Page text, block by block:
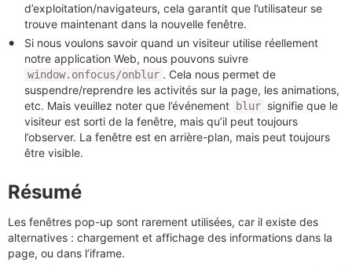
d’exploitation/navigateurs, cela garantit que l’utilisateur se
trouve maintenant dans la nouvelle fenêtre.
Si nous voulons savoir quand un visiteur utilise réellement
notre application Web, nous pouvons suivre
window.onfocus/onblur . Cela nous permet de
suspendre/reprendre les activités sur la page, les animations,
etc. Mais veuillez noter que l’événement
blur signifie que le
visiteur est sorti de la fenêtre, mais qu’il peut toujours
l’observer. La fenêtre est en arrière-plan, mais peut toujours
être visible.
Résumé
Les fenêtres pop-up sont rarement utilisées, car il existe des
alternatives : chargement et affichage des informations dans la
page, ou dans l’iframe.